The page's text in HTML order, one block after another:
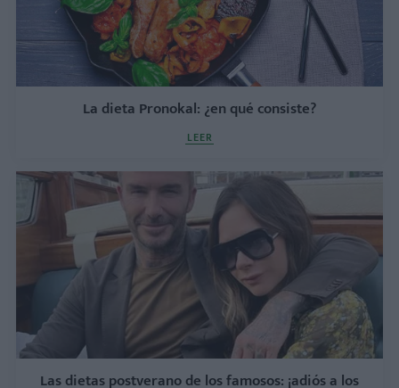
La dieta Pronokal: ¿en qué consiste?
LEER
Las dietas postverano de los famosos: ¡adiós a los